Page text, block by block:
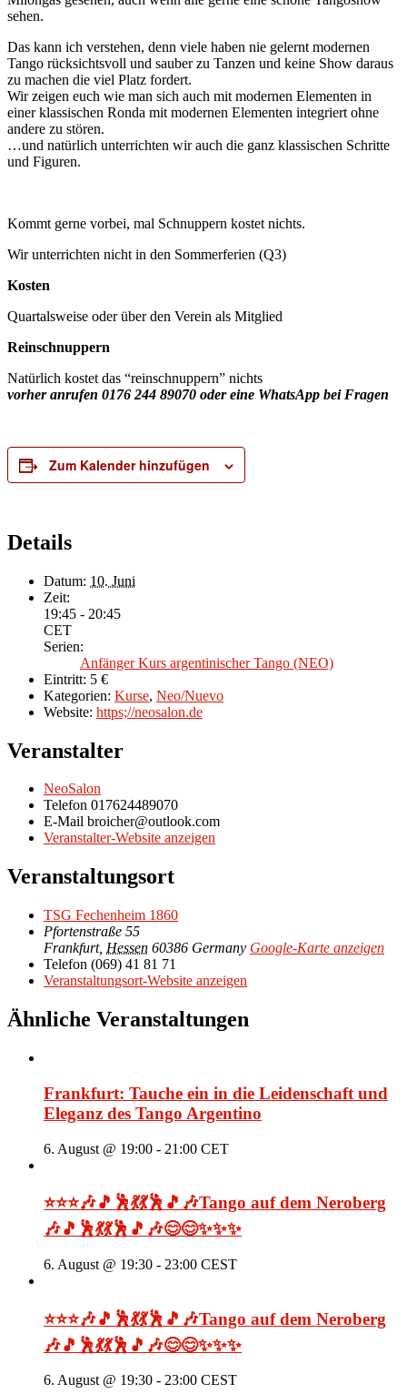
sehen.
Das kann ich verstehen, denn viele haben nie gelernt modernen
Tango rücksichtsvoll und sauber zu Tanzen und keine Show daraus
zu machen die viel Platz fordert.
Wir zeigen euch wie man sich auch mit modernen Elementen in
einer klassischen Ronda mit modernen Elementen integriert ohne
andere zu stören.
…und natürlich unterrichten wir auch die ganz klassischen Schritte
und Figuren.
Kommt gerne vorbei, mal Schnuppern kostet nichts.
Wir unterrichten nicht in den Sommerferien (Q3)
Kosten
Quartalsweise oder über den Verein als Mitglied
Reinschnuppern
Natürlich kostet das “reinschnuppern” nichts
vorher anrufen 0176 244 89070 oder eine WhatsApp bei Fragen
Zum Kalender hinzufügen
Details
Datum: 10. Juni
Zeit:
19:45 - 20:45
CET
Serien:
Anfänger Kurs argentinischer Tango (NEO)
Eintritt: 5 €
Kategorien: Kurse, Neo/Nuevo
Website: https;//neosalon.de
Veranstalter
NeoSalon
Telefon 017624489070
E-Mail broicher@outlook.com
Veranstalter-Website anzeigen
Veranstaltungsort
TSG Fechenheim 1860
Pfortenstraße 55
Frankfurt, Hessen 60386 Germany Google-Karte anzeigen
Telefon (069) 41 81 71
Veranstaltungsort-Website anzeigen
Ähnliche Veranstaltungen
Frankfurt: Tauche ein in die Leidenschaft und
Eleganz des Tango Argentino
6. August @ 19:00 - 21:00 CET
⭐⭐⭐🎶🎵🕺💃💃🕺🎵🎶Tango auf dem Neroberg
🎶🎵🕺💃💃🕺🎵🎶😊😊✨✨✨
6. August @ 19:30 - 23:00 CEST
⭐⭐⭐🎶🎵🕺💃💃🕺🎵🎶Tango auf dem Neroberg
🎶🎵🕺💃💃🕺🎵🎶😊😊✨✨✨
6. August @ 19:30 - 23:00 CEST